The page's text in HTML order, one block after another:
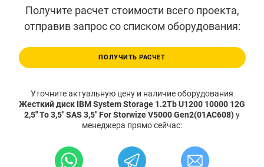
Получите расчет стоимости всего проекта,
отправив запрос со списком оборудования:
ПОЛУЧИТЬ РАСЧЕТ
Уточните актуальную цену и наличие оборудования
Жесткий диск IBM System Storage 1.2Tb U1200 10000 12G
2,5" To 3,5" SAS 3,5" For Storwize V5000 Gen2(01AC608)у
менеджера прямо сейчас: